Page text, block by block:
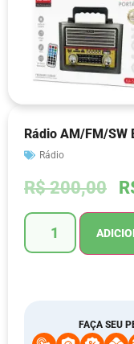
Rádio AM/FM/SW
Rádio
R$200,00
FAÇA SEU